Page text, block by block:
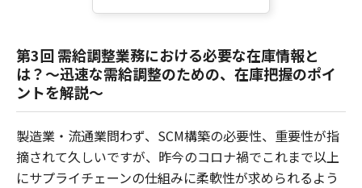
第3回 需給調整業務における必要な在庫情報と
は？～迅速な需給調整のための、在庫把握のポイ
ントを解説～
製造業・流通業問わず、SCM構築の必要性、重要性が指
摘されて久しいですが、昨今のコロナ禍でこれまで以上
にサプライチェーンの仕組みに柔軟性が求められるよう